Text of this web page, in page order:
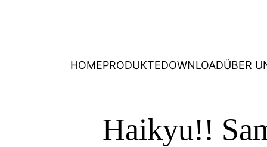
HOMEPRODUKTEDOWNLOADÜBER
Haikyu!!